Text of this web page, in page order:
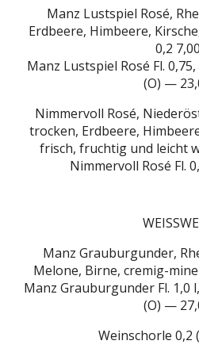
Manz Lustspiel Rosé,
Erdbeere, Himbeere,
0,2 7,00
Manz Lustspiel Rosé Fl.
(O) —
Nimmervoll Rosé,
trocken, Erdbeere,
frisch, fruchtig und leicht
Nimmervoll Rosé Fl.
Manz Grauburgunder,
Melone, Birne, cremig-
Manz Grauburgunder Fl. 1,0
(O) —
Weinschorle 0,2